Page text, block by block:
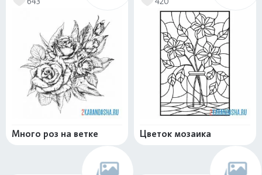
Много роз на ветке Цветок мозаика